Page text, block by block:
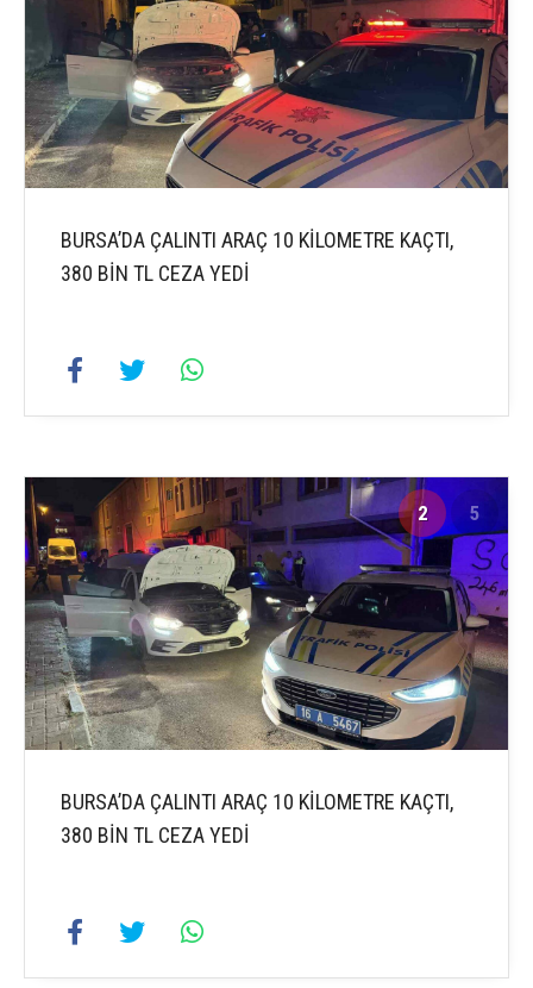
BURSA’DA ÇALINTI ARAÇ 10 KİLOMETRE KAÇTI,
380 BİN TL CEZA YEDİ
2 5
BURSA’DA ÇALINTI ARAÇ 10 KİLOMETRE KAÇTI,
380 BİN TL CEZA YEDİ